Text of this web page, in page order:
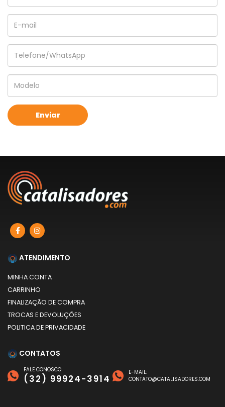
ATENDIMENTO
MINHA CONTA
CARRINHO
FINALIZAÇÃO DE COMPRA
TROCAS E DEVOLUÇÕES
POLITICA DE PRIVACIDADE
CONTATOS
FALE CONOSCO
(32) 99924-3914
E-MAIL:
CONTATO@CATALISADORES.COM